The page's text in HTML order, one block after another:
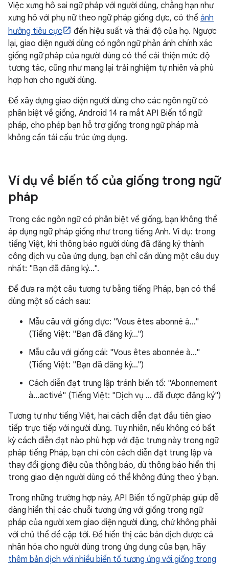
Việc xưng hô sai ngữ pháp với người dùng, chẳng hạn như
xưng hô với phụ nữ theo ngữ pháp giống đực, có thể ảnh
hưởng tiêu cực
đến hiệu suất và thái độ của họ. Ngược
lại, giao diện người dùng có ngôn ngữ phản ánh chính xác
giống ngữ pháp của người dùng có thể cải thiện mức độ
tương tác, cũng như mang lại trải nghiệm tự nhiên và phù
hợp hơn cho người dùng.
Để xây dựng giao diện người dùng cho các ngôn ngữ có
phân biệt về giống, Android 14 ra mắt API Biến tố ngữ
pháp, cho phép bạn hỗ trợ giống trong ngữ pháp mà
không cần tái cấu trúc ứng dụng.
Ví dụ về biến tố của giống trong ngữ
pháp
Trong các ngôn ngữ có phân biệt về giống, bạn không thể
áp dụng ngữ pháp giống như trong tiếng Anh. Ví dụ: trong
tiếng Việt, khi thông báo người dùng đã đăng ký thành
công dịch vụ của ứng dụng, bạn chỉ cần dùng một câu duy
nhất: "Bạn đã đăng ký...".
Để đưa ra một câu tương tự bằng tiếng Pháp, bạn có thể
dùng một số cách sau:
Mẫu câu với giống đực: "Vous êtes abonné à..."
(Tiếng Việt: "Bạn đã đăng ký...")
Mẫu câu với giống cái: "Vous êtes abonnée à..."
(Tiếng Việt: "Bạn đã đăng ký...")
Cách diễn đạt trung lập tránh biến tố: "Abonnement
à...activé" (Tiếng Việt: "Dịch vụ ... đã được đăng ký")
Tương tự như tiếng Việt, hai cách diễn đạt đầu tiên giao
tiếp trực tiếp với người dùng. Tuy nhiên, nếu không có bất
kỳ cách diễn đạt nào phù hợp với đặc trưng này trong ngữ
pháp tiếng Pháp, bạn chỉ còn cách diễn đạt trung lập và
thay đổi giọng điệu của thông báo, dù thông báo hiển thị
trong giao diện người dùng có thể không đúng theo ý bạn.
Trong những trường hợp này, API Biến tố ngữ pháp giúp dễ
dàng hiển thị các chuỗi tương ứng với giống trong ngữ
pháp của người xem giao diện người dùng, chứ không phải
với chủ thể đề cập tới. Để hiển thị các bản dịch được cá
nhân hóa cho người dùng trong ứng dụng của bạn, hãy
thêm bản dịch với nhiều biến tố tương ứng với giống trong